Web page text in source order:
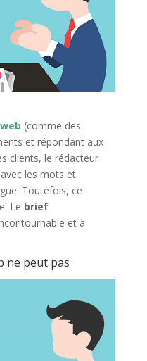
(comme des
et répondant aux
clients, le rédacteur
les mots et
Toutefois, ce
Le brief
et à
ne peut pas